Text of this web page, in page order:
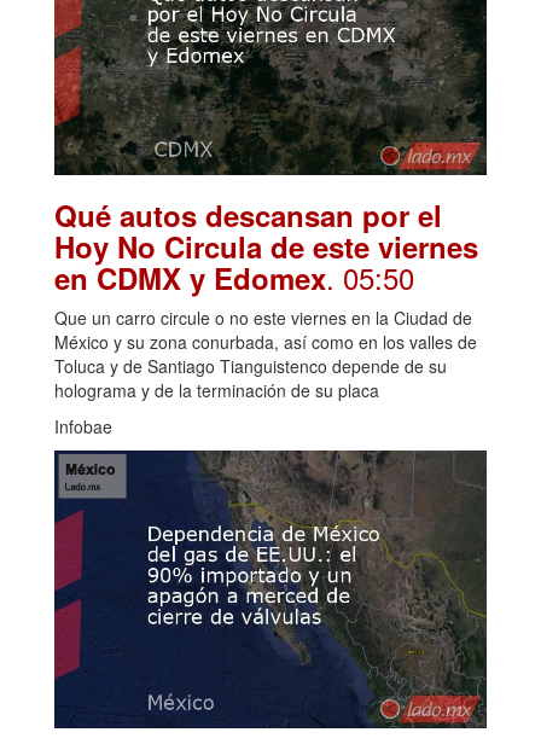
Qué autos descansan por el
Hoy No Circula de este viernes
en CDMX y Edomex. 05:50
Que un carro circule o no este viernes en la Ciudad de
México y su zona conurbada, así como en los valles de
Toluca y de Santiago Tianguistenco depende de su
holograma y de la terminación de su placa
Infobae